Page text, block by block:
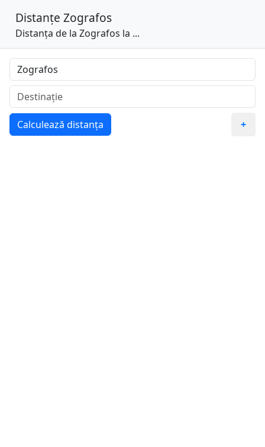
Distanțe Zografos
Distanța de la Zografos la ...
Calculează distanța +